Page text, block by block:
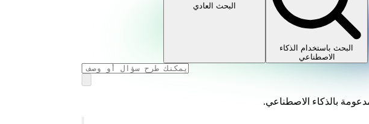
البحث باستخدام الذكاء
الاصطناعي
البحث العادي
بالذكاء الاصطناعي.